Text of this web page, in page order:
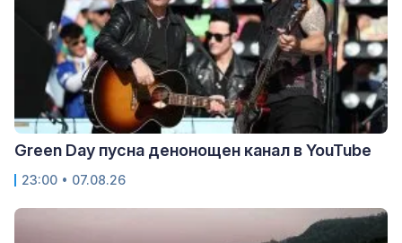
Green Day пусна денонощен канал в YouTube
23:00 • 07.08.26